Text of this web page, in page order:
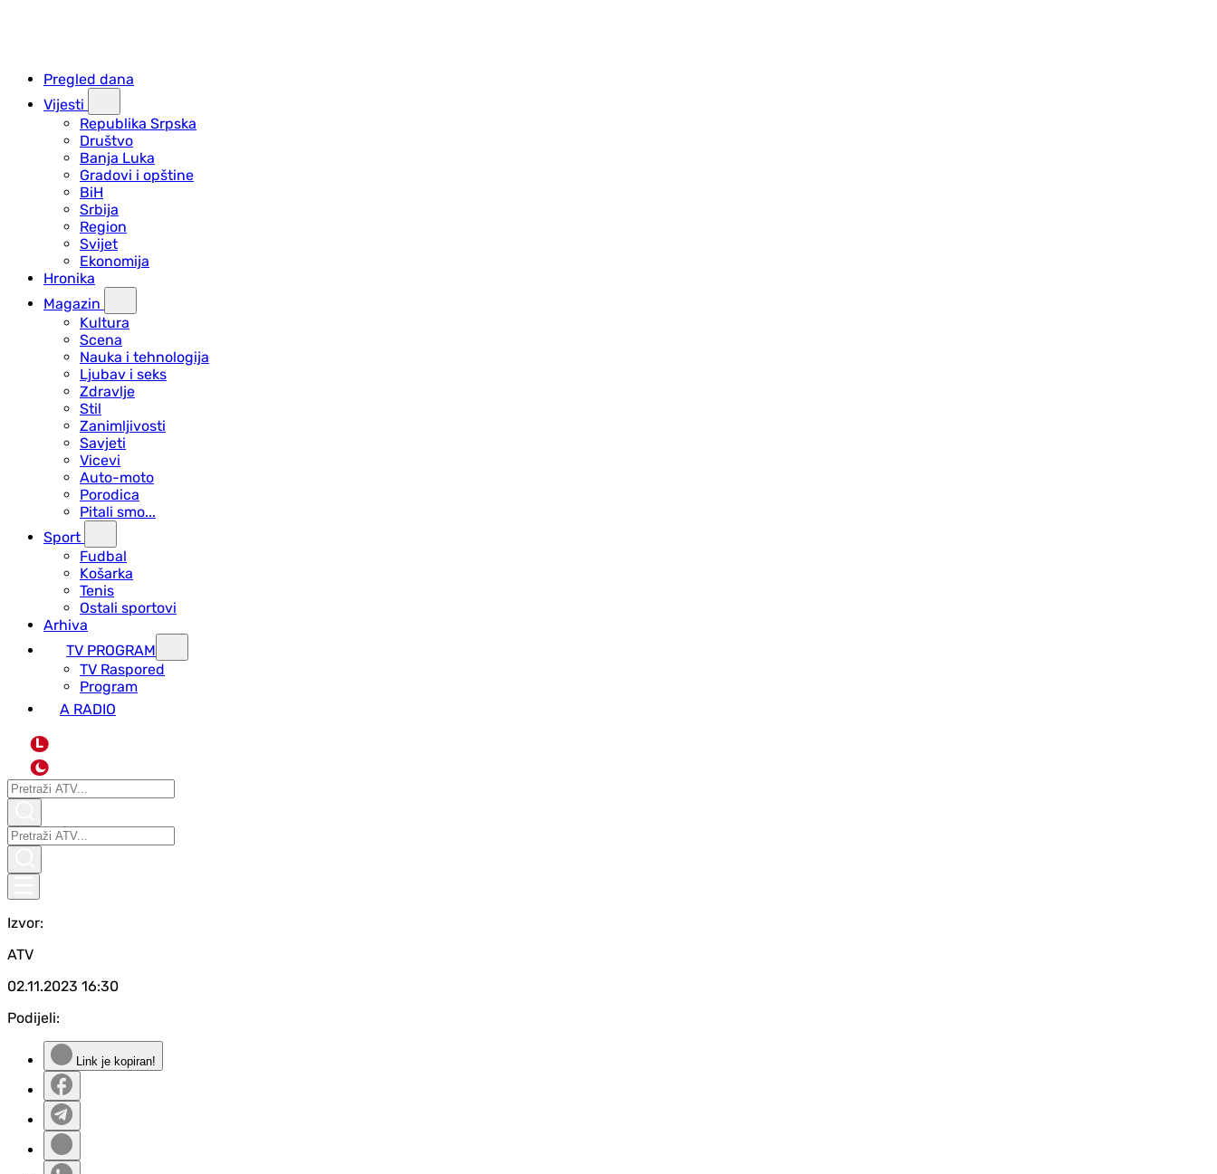
Pregled dana
Vijesti
Republika Srpska
Društvo
Banja Luka
Gradovi i opštine
BiH
Srbija
Region
Svijet
Ekonomija
Hronika
Magazin
Kultura
Scena
Nauka i tehnologija
Ljubav i seks
Zdravlje
Stil
Zanimljivosti
Savjeti
Vicevi
Auto-moto
Porodica
Pitali smo...
Sport
Fudbal
Košarka
Tenis
Ostali sportovi
Arhiva
TV PROGRAM
ТV Raspored
Program
A RADIO
L
Izvor:
ATV
02.11.2023 16:30
Podijeli:
Link je kopiran!